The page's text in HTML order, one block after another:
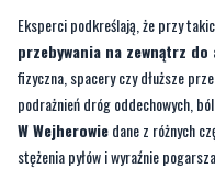
Eksperci podkreślają, że przy
przebywania na zewnątrz
fizyczna, spacery czy dłuższe
podrażnień dróg oddechowych,
W Wejherowiedane z różnych
stężenia pyłów i wyraźnie